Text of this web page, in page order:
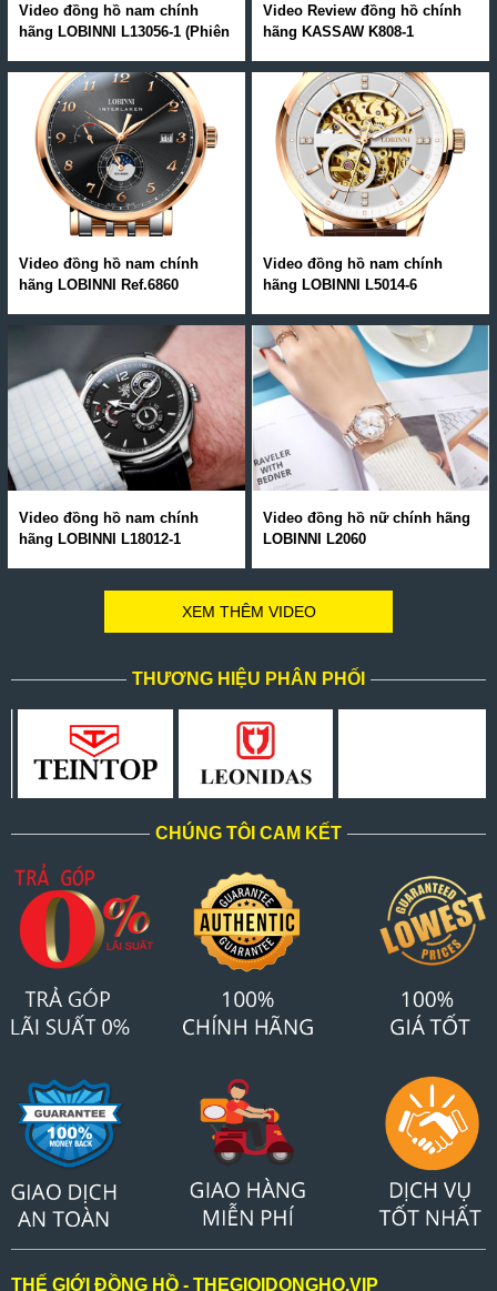
Video đồng hồ nam chính
hãng LOBINNI L13056-1 (Phiên
Video Review đồng hồ chính
hãng KASSAW K808-1
Video đồng hồ nam chính
hãng LOBINNI Ref.6860
Video đồng hồ nam chính
hãng LOBINNI L5014-6
Video đồng hồ nam chính
hãng LOBINNI L18012-1
Video đồng hồ nữ chính hãng
LOBINNI L2060
XEM THÊM VIDEO
THƯƠNG HIỆU PHÂN PHỐI
CHÚNG TÔI CAM KẾT
THẾ GIỚI ĐỒNG HỒ - THEGIOIDONGHO.VIP